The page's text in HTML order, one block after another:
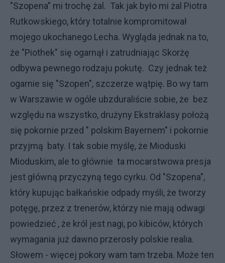
"Szopena" mi trochę żal. Tak jak było mi żal Piotra
Rutkowskiego, który totalnie kompromitował
mojego ukochanego Lecha. Wygląda jednak na to,
że "Piothek" się ogarnął i zatrudniając Skorżę
odbywa pewnego rodzaju pokutę. Czy jednak też
ogarnie się "Szopen", szczerze wątpię. Bo wy tam
w Warszawie w ogóle ubzduraliście sobie, że bez
względu na wszystko, drużyny Ekstraklasy położą
się pokornie przed " polskim Bayernem" i pokornie
przyjmą baty. I tak sobie myślę, że Mioduski
Mioduskim, ale to głównie ta mocarstwowa presja
jest główną przyczyną tego cyrku. Od "Szopena",
który kupując bałkańskie odpady myśli, że tworzy
potęgę, przez z trenerów, którzy nie mają odwagi
powiedzieć , że król jest nagi, po kibiców, których
wymagania już dawno przerosły polskie realia.
Słowem - więcej pokory wam tam trzeba. Może ten